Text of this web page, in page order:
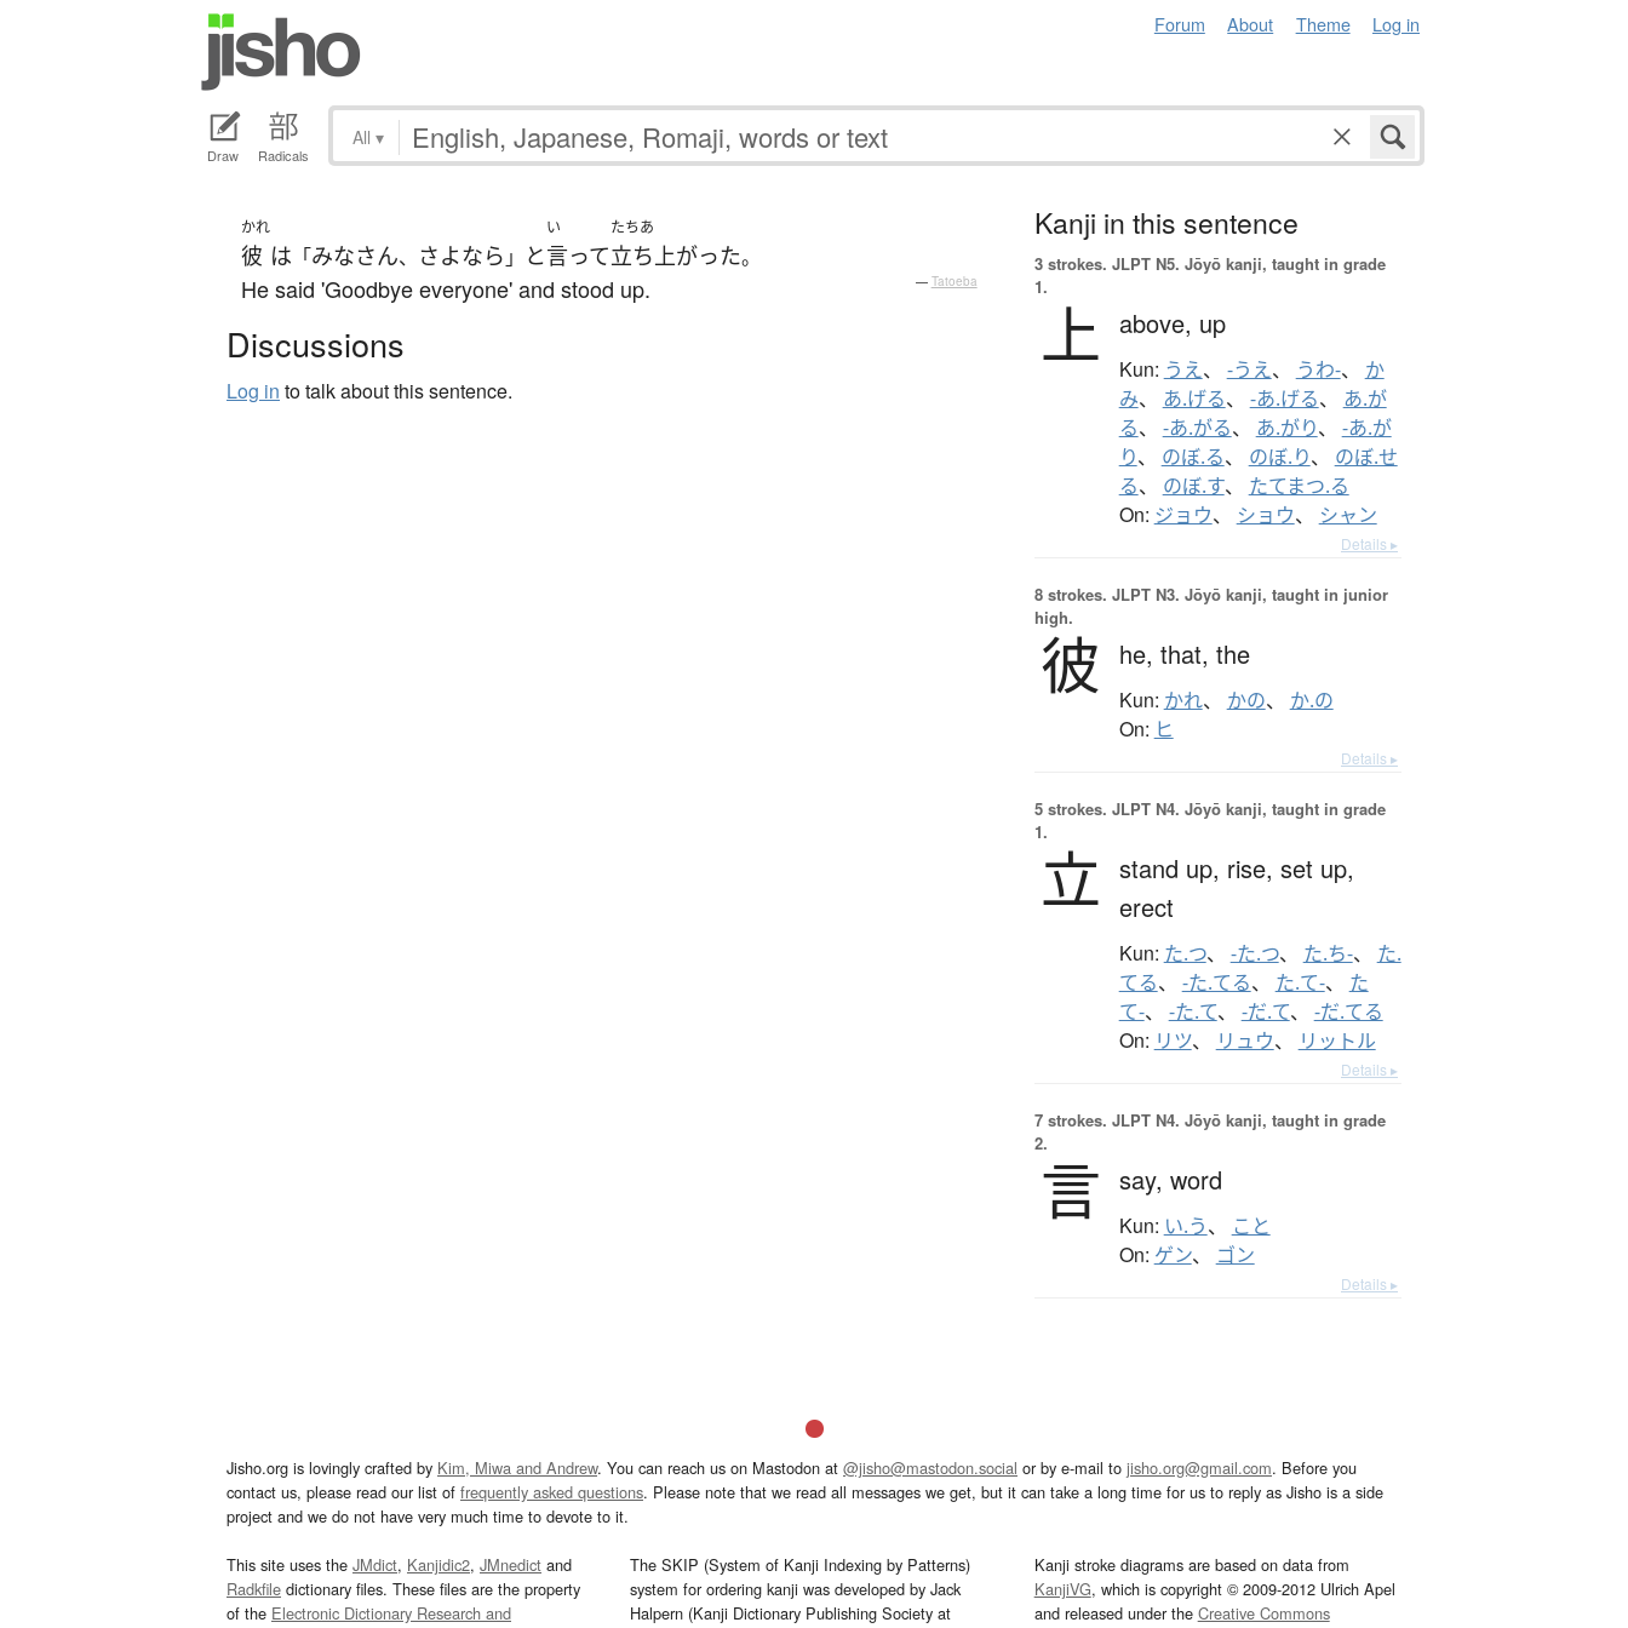
Forum About Theme Log in
Draw Radicals
All ▾
かれ
彼 は 「みなさん、 さよなら 」 と
い
言って
たちあ
立ち上がった。
He said 'Goodbye everyone' and stood up. — Tatoeba
Discussions
Log in to talk about this sentence.
Kanji in this sentence
3 strokes. JLPT N5. Jōyō kanji, taught in grade
1.
上 above, up
Kun: うえ、 -うえ、 うわ-、 か
み、 あ.げる、 -あ.げる、 あ.が
る、 -あ.がる、 あ.がり、 -あ.が
り、 のぼ.る、 のぼ.り、 のぼ.せ
る、 のぼ.す、 たてまつ.る
On: ジョウ、 ショウ、 シャン
Details ▸
8 strokes. JLPT N3. Jōyō kanji, taught in junior
high.
彼 he, that, the
Kun: かれ、 かの、 か.の
On: ヒ
Details ▸
5 strokes. JLPT N4. Jōyō kanji, taught in grade
1.
立 stand up, rise, set up,
erect
Kun: た.つ、 -た.つ、 た.ち-、 た.
てる、 -た.てる、 た.て-、 た
て-、 -た.て、 -だ.て、 -だ.てる
On: リツ、 リュウ、 リットル
Details ▸
7 strokes. JLPT N4. Jōyō kanji, taught in grade
2.
言 say, word
Kun: い.う、 こと
On: ゲン、 ゴン
Details ▸
Jisho.org is lovingly crafted by Kim, Miwa and Andrew. You can reach us on Mastodon at @jisho@mastodon.social or by e-mail to jisho.org@gmail.com. Before you
contact us, please read our list of frequently asked questions. Please note that we read all messages we get, but it can take a long time for us to reply as Jisho is a side
project and we do not have very much time to devote to it.
This site uses the JMdict, Kanjidic2, JMnedict and
Radkfile dictionary files. These files are the property
of the Electronic Dictionary Research and
The SKIP (System of Kanji Indexing by Patterns)
system for ordering kanji was developed by Jack
Halpern (Kanji Dictionary Publishing Society at
Kanji stroke diagrams are based on data from
KanjiVG, which is copyright © 2009-2012 Ulrich Apel
and released under the Creative Commons